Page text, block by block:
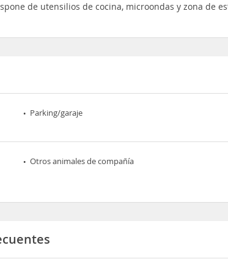
de utensilios de cocina, microondas y zona de
Parking/garaje
Otros animales de compañía